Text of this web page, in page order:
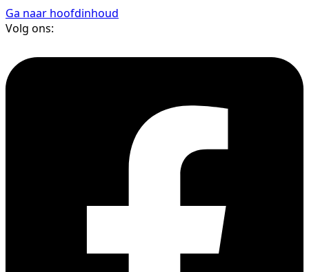
Ga naar hoofdinhoud
Volg ons: